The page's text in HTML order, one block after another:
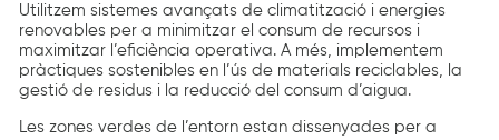
Utilitzem sistemes avançats de climatització i energies
renovables per a minimitzar el consum de recursos i
maximitzar l’eficiència operativa. A més, implementem
pràctiques sostenibles en l’ús de materials reciclables, la
gestió de residus i la reducció del consum d’aigua.
Les zones verdes de l’entorn estan dissenyades per a